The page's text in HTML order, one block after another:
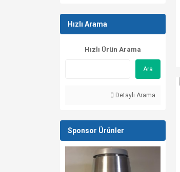
Hızlı Arama
Hızlı Ürün Arama
Ara
Detaylı Arama
Sponsor Ürünler